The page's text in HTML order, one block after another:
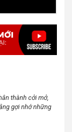
thành cởi mở,
gợi nhớ những